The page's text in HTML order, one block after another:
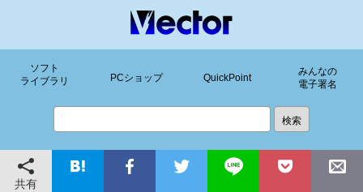
ソフト
ライブラリ
PCショップ QuickPoint
みんなの
電子署名
共有